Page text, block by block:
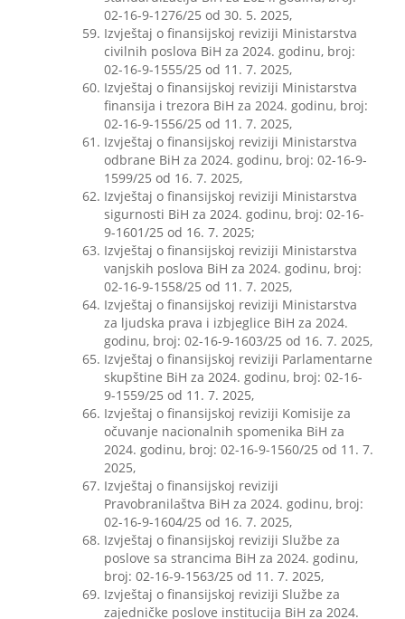
02-16-9-1276/25 od 30. 5. 2025,
Izvještaj o finansijskoj reviziji Ministarstva
civilnih poslova BiH za 2024. godinu, broj:
02-16-9-1555/25 od 11. 7. 2025,
Izvještaj o finansijskoj reviziji Ministarstva
finansija i trezora BiH za 2024. godinu, broj:
02-16-9-1556/25 od 11. 7. 2025,
Izvještaj o finansijskoj reviziji Ministarstva
odbrane BiH za 2024. godinu, broj: 02-16-9-
1599/25 od 16. 7. 2025,
Izvještaj o finansijskoj reviziji Ministarstva
sigurnosti BiH za 2024. godinu, broj: 02-16-
9-1601/25 od 16. 7. 2025;
Izvještaj o finansijskoj reviziji Ministarstva
vanjskih poslova BiH za 2024. godinu, broj:
02-16-9-1558/25 od 11. 7. 2025,
Izvještaj o finansijskoj reviziji Ministarstva
za ljudska prava i izbjeglice BiH za 2024.
godinu, broj: 02-16-9-1603/25 od 16. 7. 2025,
Izvještaj o finansijskoj reviziji Parlamentarne
skupštine BiH za 2024. godinu, broj: 02-16-
9-1559/25 od 11. 7. 2025,
Izvještaj o finansijskoj reviziji Komisije za
očuvanje nacionalnih spomenika BiH za
2024. godinu, broj: 02-16-9-1560/25 od 11. 7.
2025,
Izvještaj o finansijskoj reviziji
Pravobranilaštva BiH za 2024. godinu, broj:
02-16-9-1604/25 od 16. 7. 2025,
Izvještaj o finansijskoj reviziji Službe za
poslove sa strancima BiH za 2024. godinu,
broj: 02-16-9-1563/25 od 11. 7. 2025,
Izvještaj o finansijskoj reviziji Službe za
zajedničke poslove institucija BiH za 2024.